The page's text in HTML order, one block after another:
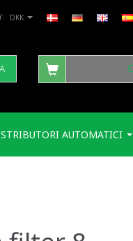
DKK
AUTOMATICI